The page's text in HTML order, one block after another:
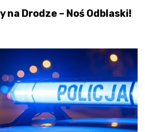
na Drodze – Noś Odblaski!